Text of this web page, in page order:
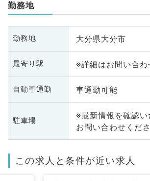
勤務地
勤務地 大分県大分市
最寄り駅 ※詳細はお問い合わ
自動車通勤 車通勤可能
駐車場
※最新情報を確認
お問い合わせくだ
この求人と条件が近い求人